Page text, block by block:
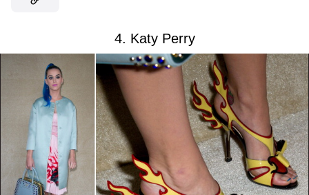
4. Katy Perry